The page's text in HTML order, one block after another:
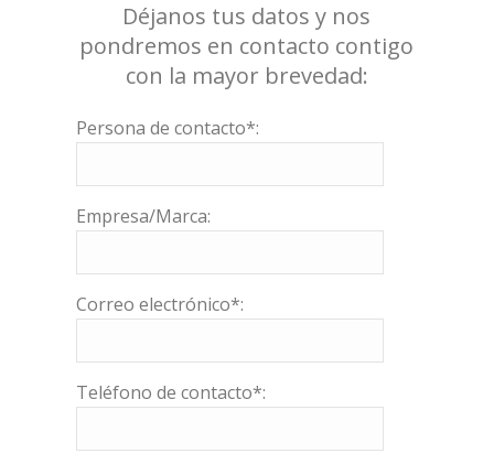
Déjanos tus datos y nos
pondremos en contacto contigo
con la mayor brevedad:
Persona de contacto*:
Empresa/Marca:
Correo electrónico*:
Teléfono de contacto*: